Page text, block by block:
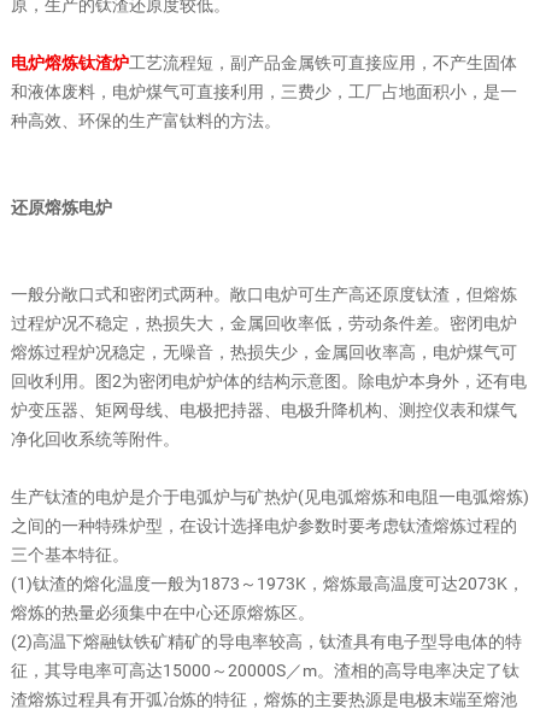
原，生产的钛渣还原度较低。
电炉熔炼钛渣炉工艺流程短，副产品金属铁可直接应用，不产生固体
和液体废料，电炉煤气可直接利用，三费少，工厂占地面积小，是一
种高效、环保的生产富钛料的方法。
还原熔炼电炉
一般分敞口式和密闭式两种。敞口电炉可生产高还原度钛渣，但熔炼
过程炉况不稳定，热损失大，金属回收率低，劳动条件差。密闭电炉
熔炼过程炉况稳定，无噪音，热损失少，金属回收率高，电炉煤气可
回收利用。图2为密闭电炉炉体的结构示意图。除电炉本身外，还有电
炉变压器、矩网母线、电极把持器、电极升降机构、测控仪表和煤气
净化回收系统等附件。
生产钛渣的电炉是介于电弧炉与矿热炉(见电弧熔炼和电阻一电弧熔炼)
之间的一种特殊炉型，在设计选择电炉参数时要考虑钛渣熔炼过程的
三个基本特征。
(1)钛渣的熔化温度一般为1873～1973K，熔炼最高温度可达2073K，
熔炼的热量必须集中在中心还原熔炼区。
(2)高温下熔融钛铁矿精矿的导电率较高，钛渣具有电子型导电体的特
征，其导电率可高达15000～20000S／m。渣相的高导电率决定了钛
渣熔炼过程具有开弧冶炼的特征，熔炼的主要热源是电极末端至熔池